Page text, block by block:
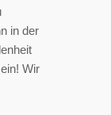
in der
Wir